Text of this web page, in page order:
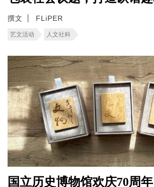
撰文 FLiPER
艺文活动 人文社科
国立历史博物馆欢庆70周